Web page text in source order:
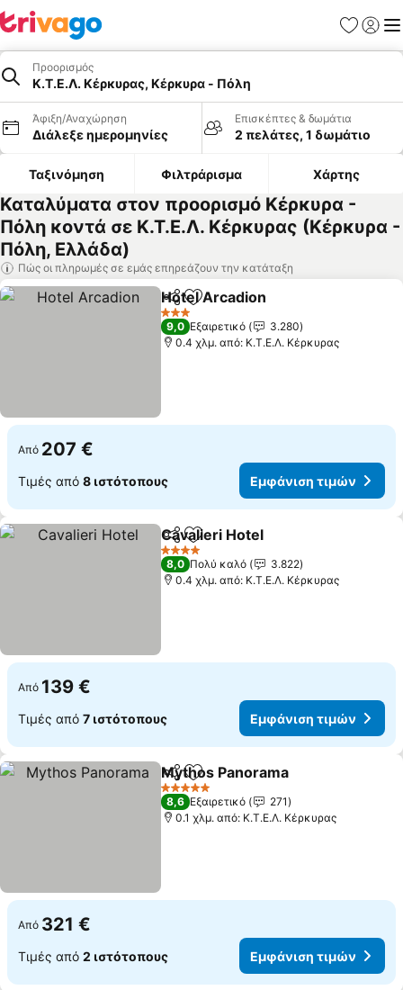
Προορισμός
Κ.Τ.Ε.Λ. Κέρκυρας, Κέρκυρα - Πόλη
Άφιξη/Αναχώρηση
Διάλεξε ημερομηνίες
Επισκέπτες & δωμάτια
2 πελάτες, 1 δωμάτιο
Ταξινόμηση Φιλτράρισμα Χάρτης
Καταλύματα στον προορισμό Κέρκυρα -
Πόλη κοντά σε Κ.Τ.Ε.Λ. Κέρκυρας (Κέρκυρα -
Πόλη, Ελλάδα)
Πώς οι πληρωμές σε εμάς επηρεάζουν την κατάταξη
Κοινοποίηση
Προσθήκη στα αγαπημένα
Hotel Arcadion
3 Αστέρια
9,0 Εξαιρετικό
3.280
0.4 χλμ. από: Κ.Τ.Ε.Λ. Κέρκυρας
Από 207 €
Τιμές από 8 ιστότοπους Εμφάνιση τιμών
Κοινοποίηση
Προσθήκη στα αγαπημένα
Cavalieri Hotel
4 Αστέρια
8,0 Πολύ καλό
3.822
0.4 χλμ. από: Κ.Τ.Ε.Λ. Κέρκυρας
Από 139 €
Τιμές από 7 ιστότοπους Εμφάνιση τιμών
Κοινοποίηση
Προσθήκη στα αγαπημένα
Mythos Panorama
5 Αστέρια
8,6 Εξαιρετικό
271
0.1 χλμ. από: Κ.Τ.Ε.Λ. Κέρκυρας
Από 321 €
Τιμές από 2 ιστότοπους Εμφάνιση τιμών